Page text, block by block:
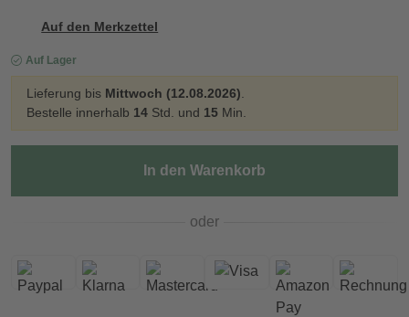
Auf den Merkzettel
Auf Lager
Lieferung bis Mittwoch (12.08.2026).
Bestelle innerhalb 14 Std. und 15 Min.
In den Warenkorb
oder